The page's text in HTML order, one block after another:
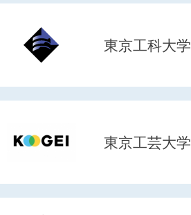
東京工科大学
東京工芸大学